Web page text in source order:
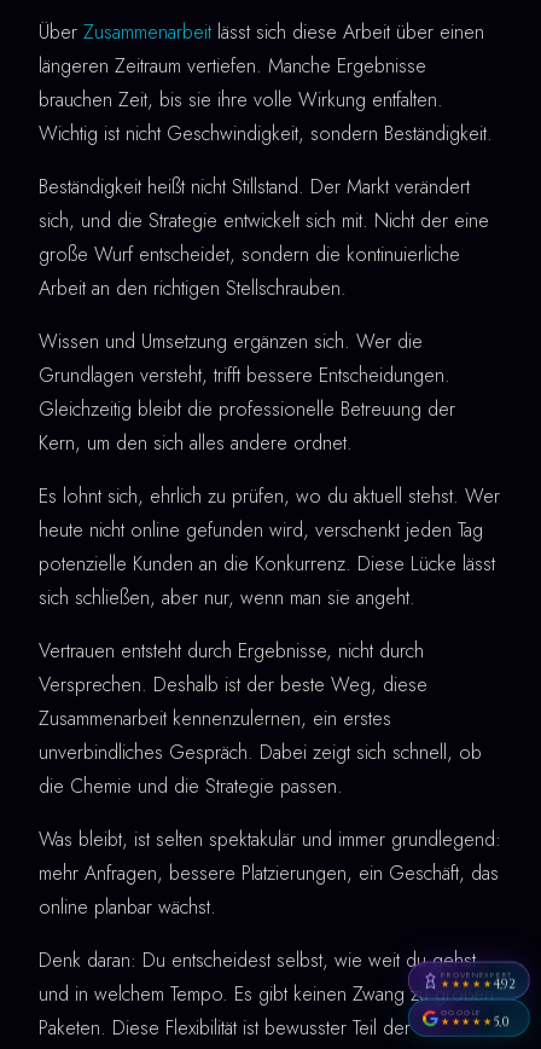
Über Zusammenarbeit lässt sich diese Arbeit über einen
längeren Zeitraum vertiefen. Manche Ergebnisse
brauchen Zeit, bis sie ihre volle Wirkung entfalten.
Wichtig ist nicht Geschwindigkeit, sondern Beständigkeit.
Beständigkeit heißt nicht Stillstand. Der Markt verändert
sich, und die Strategie entwickelt sich mit. Nicht der eine
große Wurf entscheidet, sondern die kontinuierliche
Arbeit an den richtigen Stellschrauben.
Wissen und Umsetzung ergänzen sich. Wer die
Grundlagen versteht, trifft bessere Entscheidungen.
Gleichzeitig bleibt die professionelle Betreuung der
Kern, um den sich alles andere ordnet.
Es lohnt sich, ehrlich zu prüfen, wo du aktuell stehst. Wer
heute nicht online gefunden wird, verschenkt jeden Tag
potenzielle Kunden an die Konkurrenz. Diese Lücke lässt
sich schließen, aber nur, wenn man sie angeht.
Vertrauen entsteht durch Ergebnisse, nicht durch
Versprechen. Deshalb ist der beste Weg, diese
Zusammenarbeit kennenzulernen, ein erstes
unverbindliches Gespräch. Dabei zeigt sich schnell, ob
die Chemie und die Strategie passen.
Was bleibt, ist selten spektakulär und immer grundlegend:
mehr Anfragen, bessere Platzierungen, ein Geschäft, das
online planbar wächst.
Denk daran: Du entscheidest selbst, wie weit du gehst
und in welchem Tempo. Es gibt keinen Zwang zu großen
Paketen. Diese Flexibilität ist bewusster Teil der
PROVENEXPERT
★★★★★4,92
GOOGLE
★★★★★5,0